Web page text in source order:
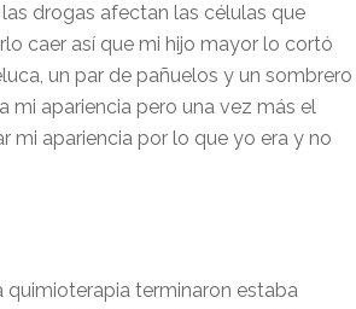
drogas afectan las células que
caer así que mi hijo mayor lo cortó
un par de pañuelos y un sombrero
mi apariencia pero una vez más el
mi apariencia por lo que yo era y no
terminaron estaba